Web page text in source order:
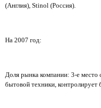
(Англия), Stinol (Россия).
На 2007 год:
Доля рынка компании: 3-е место
бытовой техники, контролирует